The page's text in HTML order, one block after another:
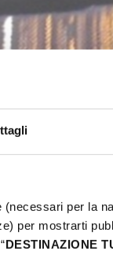
per la
per mostrarti
DESTINAZIONE
di vivere
sport,
vivere